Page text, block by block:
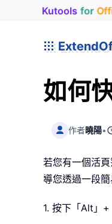
Kutools for
如何
作者曉陽•
若您有一個活
導您透過一段
1. 按下「Alt」